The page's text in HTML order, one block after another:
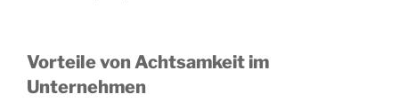
Vorteile von Achtsamkeit im
Unternehmen